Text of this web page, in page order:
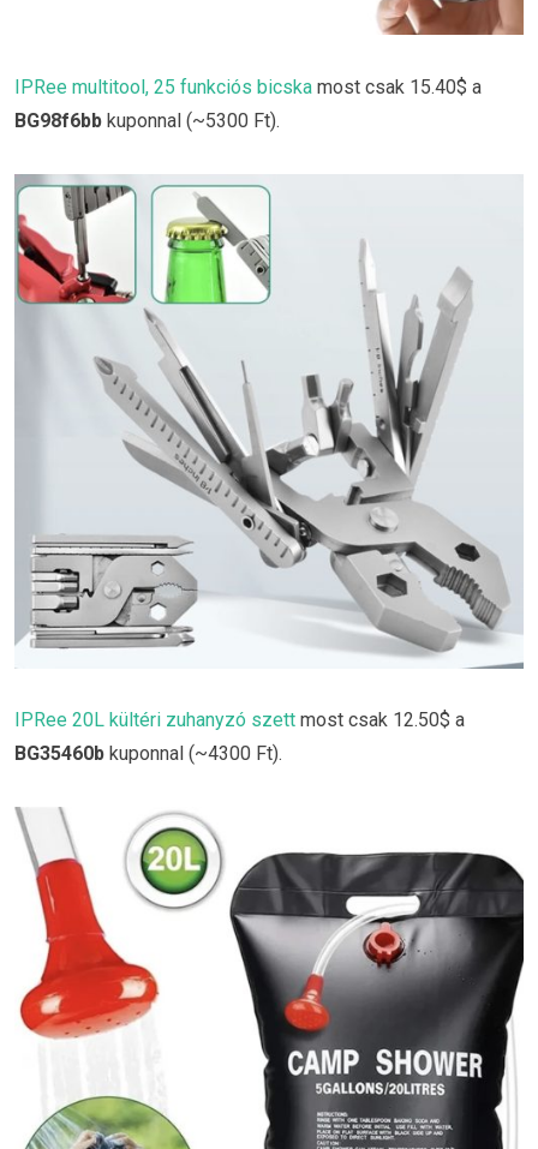
IPRee multitool, 25 funkciós bicska most csak 15.40$ a
BG98f6bb kuponnal (~5300 Ft).
IPRee 20L kültéri zuhanyzó szett most csak 12.50$ a
BG35460b kuponnal (~4300 Ft).